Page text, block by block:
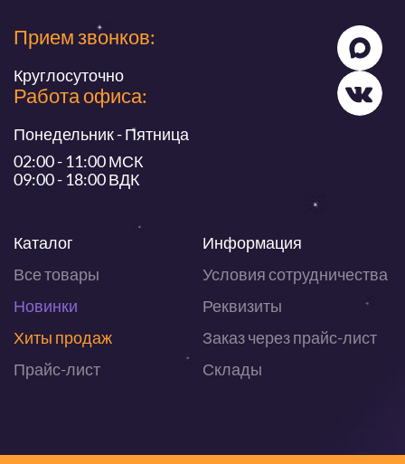
Прием звонков:
Круглосуточно
Работа офиса:
Понедельник - Пятница
02:00 - 11:00 МСК
09:00 - 18:00 ВДК
Каталог
Все товары
Новинки
Хиты продаж
Прайс-лист
Информация
Условия сотрудничества
Реквизиты
Заказ через прайс-лист
Склады